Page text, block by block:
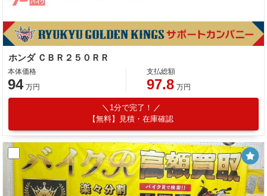
ホンダ ＣＢＲ２５０ＲＲ
本体価格
94 万円
支払総額
97.8 万円
1分で完了！
【無料】見積・在庫確認